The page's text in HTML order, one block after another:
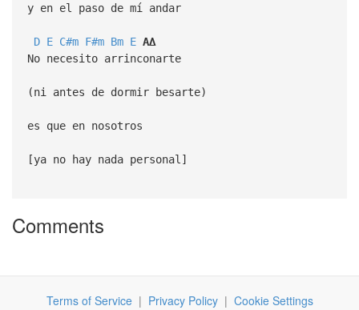
y en el paso de mí andar
D E C#m F#m Bm E A∆
No necesito arrinconarte
(ni antes de dormir besarte)
es que en nosotros
[ya no hay nada personal]
Comments
Terms of Service| Privacy Policy| Cookie Settings